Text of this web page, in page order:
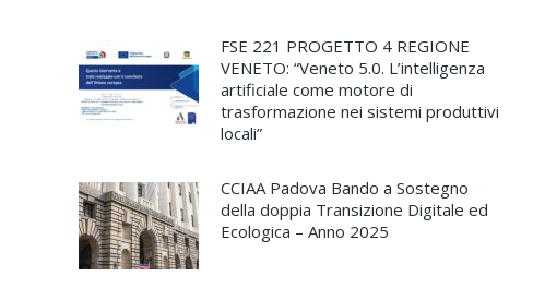
FSE 221 PROGETTO 4 REGIONE
VENETO: “Veneto 5.0. L’intelligenza
artificiale come motore di
trasformazione nei sistemi produttivi
locali”
CCIAA Padova Bando a Sostegno
della doppia Transizione Digitale ed
Ecologica – Anno 2025